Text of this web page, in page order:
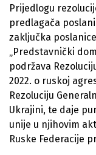
Prijedlogu
predlagača
zaključka
„Predstavnički
podržava
2022. o ruskoj
Rezoluciju
Ukrajini, te daje
unije u njihovim
Ruske Federacije